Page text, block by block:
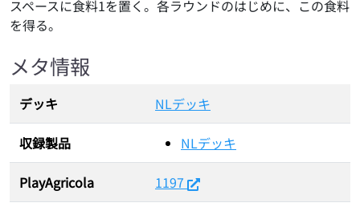
スペースに食料1を置く。各ラウンドのはじめに、この食料
を得る。
メタ情報
デッキ NLデッキ
収録製品 NLデッキ
PlayAgricola 1197